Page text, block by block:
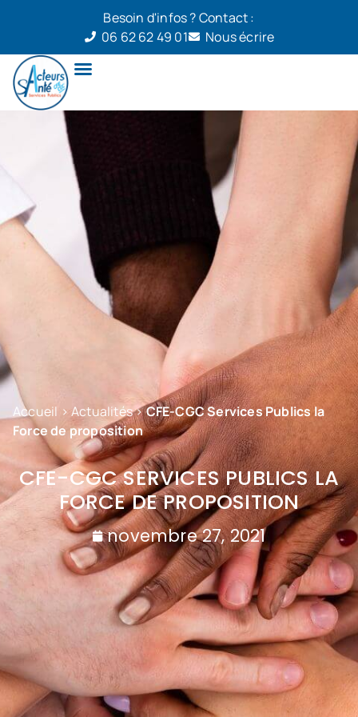
Besoin d'infos ? Contact :
06 62 62 49 01
Nous écrire
Accueil >Actualités>CFE-CGC Services Publics la
Force de proposition
CFE-CGC SERVICES PUBLICS LA
FORCE DE PROPOSITION
novembre 27, 2021